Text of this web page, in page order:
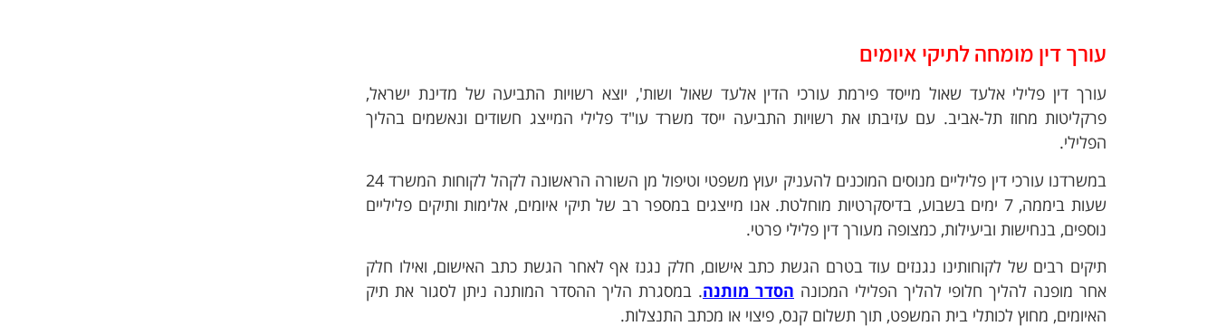
עורך דין מומחה לתיקי איומים
עורך דין פלילי אלעד שאול מייסד פירמת עורכי הדין אלעד שאול ושות', יוצא רשויות התביעה של מדינת ישראל,
פרקליטות מחוז תל-אביב. עם עזיבתו את רשויות התביעה ייסד משרד עו"ד פלילי המייצג חשודים ונאשמים בהליך
הפלילי.
במשרדנו עורכי דין פליליים מנוסים המוכנים להעניק יעוץ משפטי וטיפול מן השורה הראשונה לקהל לקוחות המשרד 24
שעות ביממה, 7 ימים בשבוע, בדיסקרטיות מוחלטת. אנו מייצגים במספר רב של תיקי איומים, אלימות ותיקים פליליים
נוספים, בנחישות וביעילות, כמצופה מעורך דין פלילי פרטי.
תיקים רבים של לקוחותינו נגנזים עוד בטרם הגשת כתב אישום, חלק נגנז אף לאחר הגשת כתב האישום, ואילו חלק
אחר מופנה להליך חלופי להליך הפלילי המכונה הסדר מותנה. במסגרת הליך ההסדר המותנה ניתן לסגור את תיק
האיומים, מחוץ לכותלי בית המשפט, תוך תשלום קנס, פיצוי או מכתב התנצלות.